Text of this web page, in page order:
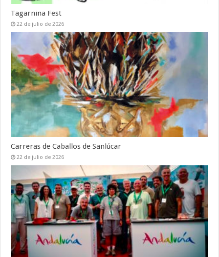
Tagarnina Fest
22 de julio de 2026
Carreras de Caballos de Sanlúcar
22 de julio de 2026